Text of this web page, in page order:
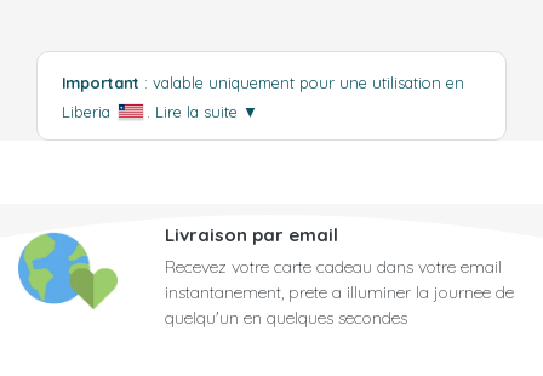
Important : valable uniquement pour une utilisation en
Liberia
Lire la suite ▼
Livraison par email
Recevez votre carte cadeau dans votre email
instantanement, prete a illuminer la journee de
quelqu'un en quelques secondes